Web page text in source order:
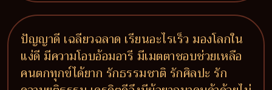
ปัญญาดี เฉลียวฉลาด เรียนอะไรเร็ว มองโลกใน
แง่ดี มีความโอบอ้อมอารี มีเมตตาชอบช่วยเหลือ
คนตกทุกข์ได้ยาก รักธรรมชาติ รักศิลปะ รัก